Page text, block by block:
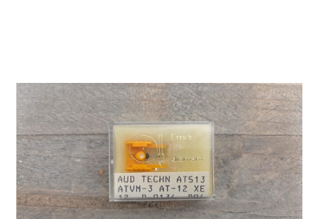
Naald voor Audio
Technica
ATS13/ATVM-3/AT-
12 XE
12 D-0134 B84
Emdo